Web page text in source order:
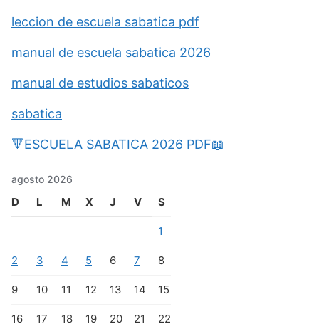
leccion de escuela sabatica pdf
manual de escuela sabatica 2026
manual de estudios sabaticos
sabatica
🔻ESCUELA SABATICA 2026 PDF📖
agosto 2026
D L M X J V S
1
2 3 4 5 6 7 8
9 10 11 12 13 14 15
16 17 18 19 20 21 22